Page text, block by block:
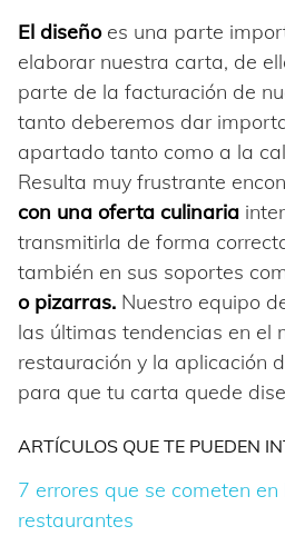
El diseñoes una parte
elaborar nuestra carta, de
parte de la facturación de
tanto deberemos dar
apartado tanto como a la
Resulta muy frustrante
con una oferta culinaria
transmitirla de forma
también en sus soportes
o pizarras. Nuestro equipo
las últimas tendencias en el
restauración y la aplicación
para que tu carta quede
ARTÍCULOS QUE TE PUEDEN
7 errores que se cometen
restaurantes